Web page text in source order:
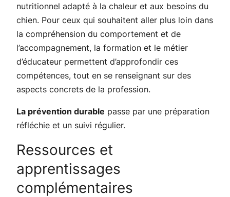
nutritionnel adapté à la chaleur et aux besoins du
chien. Pour ceux qui souhaitent aller plus loin dans
la compréhension du comportement et de
l’accompagnement, la formation et le métier
d’éducateur permettent d’approfondir ces
compétences, tout en se renseignant sur des
aspects concrets de la profession.
La prévention durable passe par une préparation
réfléchie et un suivi régulier.
Ressources et
apprentissages
complémentaires